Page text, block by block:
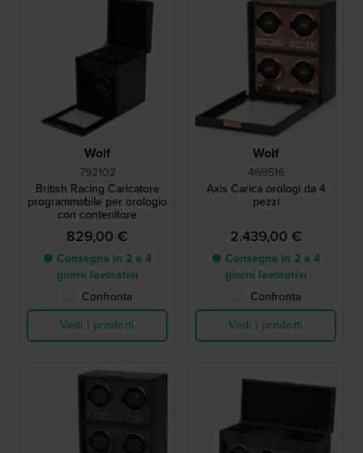
Wolf
792102
British Racing Caricatore
programmabile per orologio
con contenitore
829,00 €
● Consegna in 2 a 4
giorni lavorativi
Confronta
Vedi i prodotti
Wolf
469516
Axis Carica orologi da 4
pezzi
2.439,00 €
● Consegna in 2 a 4
giorni lavorativi
Confronta
Vedi i prodotti